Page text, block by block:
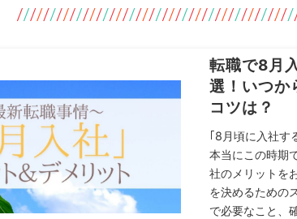
転職で8月
選！いつか
コツは？
｢8月頃に入社す
本当にこの時期
社のメリットを
を決めるための
で必要なこと、